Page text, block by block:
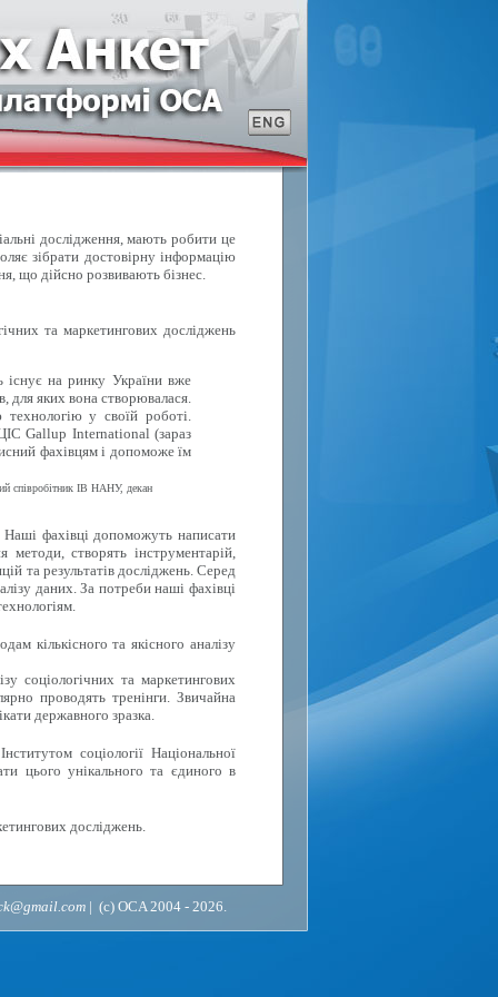
дослідження, мають робити це
зібрати достовірну інформацію
що дійсно розвивають бізнес.
та маркетингових досліджень
існує на ринку України вже
для яких вона створювалася.
технологію у своїй роботі.
Gallup International (зараз
фахівцям і допоможе їм
співробітник ІВ НАНУ, декан
фахівці допоможуть написати
методи, створять інструментарій,
та результатів досліджень. Серед
даних. За потреби наші фахівці
кількісного та якісного аналізу
соціологічних та маркетингових
проводять тренінги. Звичайна
державного зразка.
соціології Національної
цього унікального та єдиного в
досліджень.
| (c) OCA 2004 - 2026.